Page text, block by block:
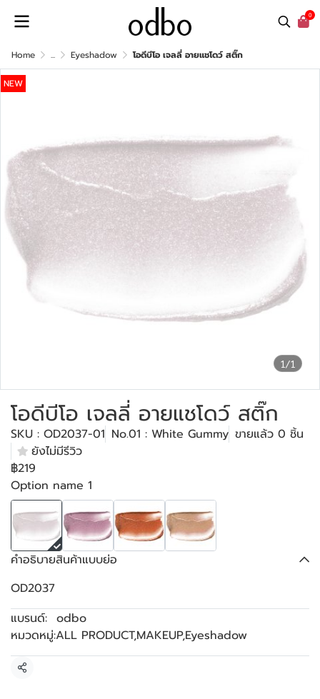
0
Home ... Eyeshadow โอดีบีโอ เจลลี่ อายแชโดว์ สติ๊ก
1/1
NEW
โอดีบีโอ เจลลี่ อายแชโดว์ สติ๊ก
SKU : OD2037-01 No.01 : White Gummy ขายแล้ว 0 ชิ้น
ยังไม่มีรีวิว
฿219
Option name 1
คำอธิบายสินค้าแบบย่อ
OD2037
แบรนด์: odbo
หมวดหมู่:ALL PRODUCT,MAKEUP,Eyeshadow
แชร์